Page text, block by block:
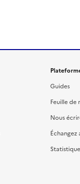
Guides
Feuille de
Nous